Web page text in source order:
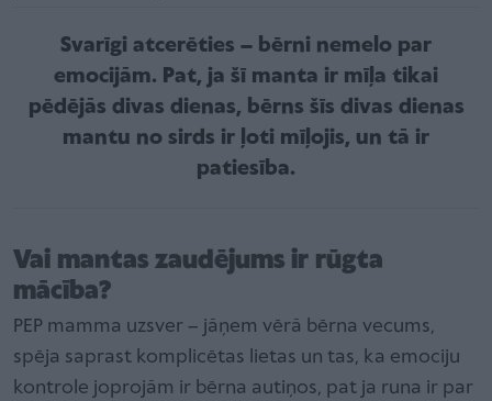
Svarīgi atcerēties – bērni nemelo par
emocijām. Pat, ja šī manta ir mīļa tikai
pēdējās divas dienas, bērns šīs divas dienas
mantu no sirds ir ļoti mīļojis, un tā ir
patiesība.
Vai mantas zaudējums ir rūgta
mācība?
PEP mamma uzsver – jāņem vērā bērna vecums,
spēja saprast komplicētas lietas un tas, ka emociju
kontrole joprojām ir bērna autiņos, pat ja runa ir par